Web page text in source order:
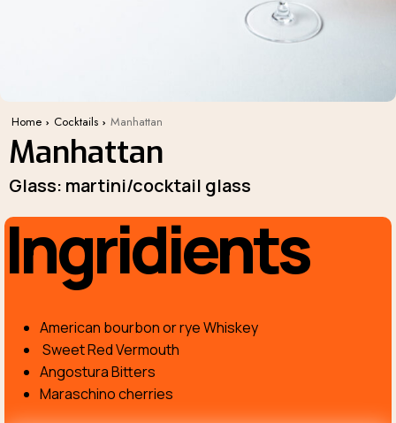
Home Cocktails Manhattan
Manhattan
Glass: martini/cocktail glass
Ingridients
American bourbon or rye Whiskey
Sweet Red Vermouth
Angostura Bitters
Maraschino cherries